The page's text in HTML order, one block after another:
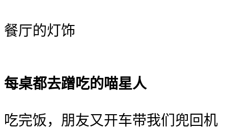
餐厅的灯饰
每桌都去蹭吃的喵星人
吃完饭，朋友又开车带我们兜回机